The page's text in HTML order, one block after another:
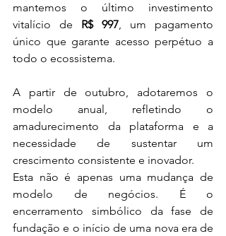
mantemos o último investimento
vitalício de R$ 997, um pagamento
único que garante acesso perpétuo a
todo o ecossistema.
A partir de outubro, adotaremos o
modelo anual, refletindo o
amadurecimento da plataforma e a
necessidade de sustentar um
crescimento consistente e inovador.
Esta não é apenas uma mudança de
modelo de negócios. É o
encerramento simbólico da fase de
fundação e o início de uma nova era de